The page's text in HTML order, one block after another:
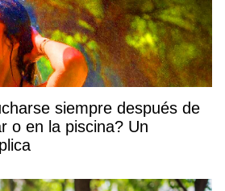
siempre después de
o en la piscina? Un